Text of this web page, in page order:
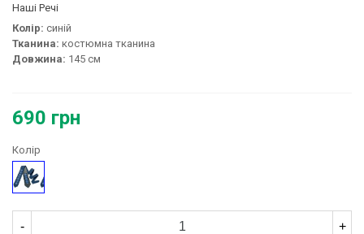
Наші Речі
Колір: синій
Тканина: костюмна тканина
Довжина: 145 см
690 грн
Колір
Синій
- +